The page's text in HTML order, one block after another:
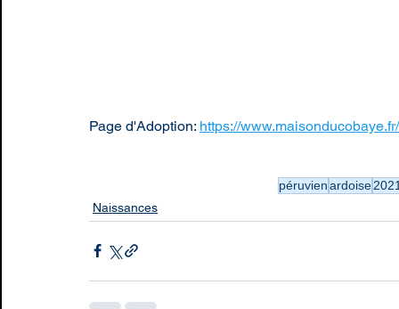
Page d'Adoption: https://
péruvienardoise
Naissances